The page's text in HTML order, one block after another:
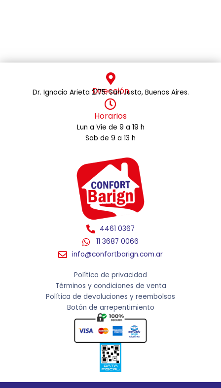
Dirección
Dr. Ignacio Arieta 2175. San Justo, Buenos Aires.
Horarios
Lun a Vie de 9 a 19 h
Sab de 9 a 13 h
4461 0367
11 3687 0066
info@confortbarign.com.ar
Política de privacidad
Términos y condiciones de venta
Política de devoluciones y reembolsos
Botón de arrepentimiento